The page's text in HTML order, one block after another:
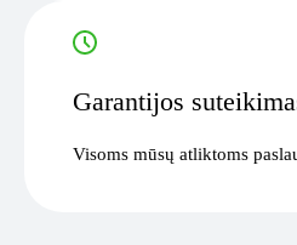
Garantijos
Visoms mūsų atliktoms